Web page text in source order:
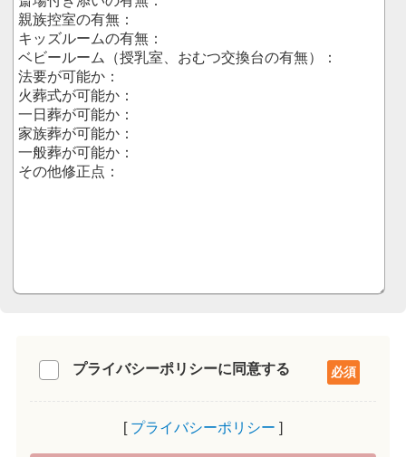
プライバシーポリシーに同意する
プライバシーポリシー